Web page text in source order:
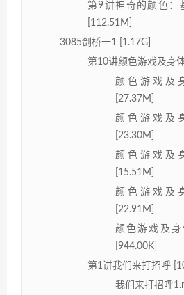
第9讲神奇的颜色：
[112.51M]
3085剑桥一1 [1.17G]
第10讲颜色游戏及身
颜色游戏及
[27.37M]
颜色游戏及
[23.30M]
颜色游戏及
[15.51M]
颜色游戏及
[22.91M]
颜色游戏及
[944.00K]
第1讲我们来打招呼
我们来打招呼